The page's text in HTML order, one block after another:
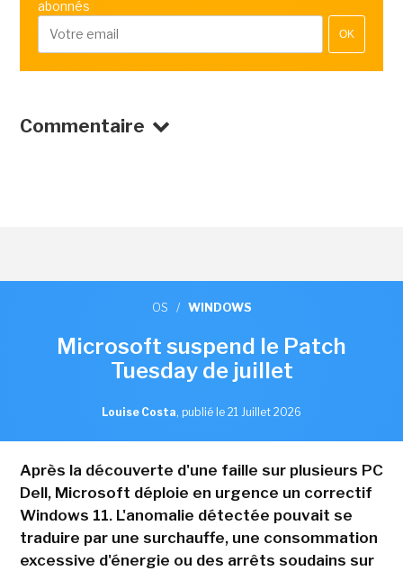
abonnés
OK
Commentaire
OS / WINDOWS
Microsoft suspend le Patch
Tuesday de juillet
Louise Costa, publié le 21 Juillet 2026
Après la découverte d'une faille sur plusieurs PC
Dell, Microsoft déploie en urgence un correctif
Windows 11. L'anomalie détectée pouvait se
traduire par une surchauffe, une consommation
excessive d'énergie ou des arrêts soudains sur